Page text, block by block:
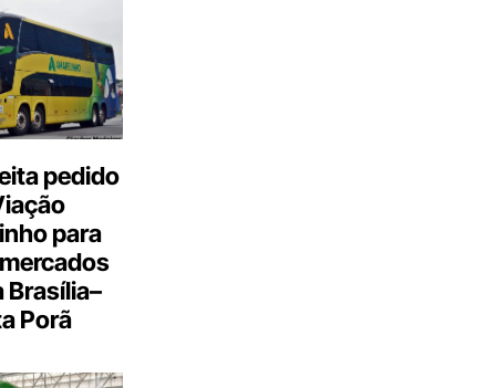
pedido
para
Brasília–
Porã